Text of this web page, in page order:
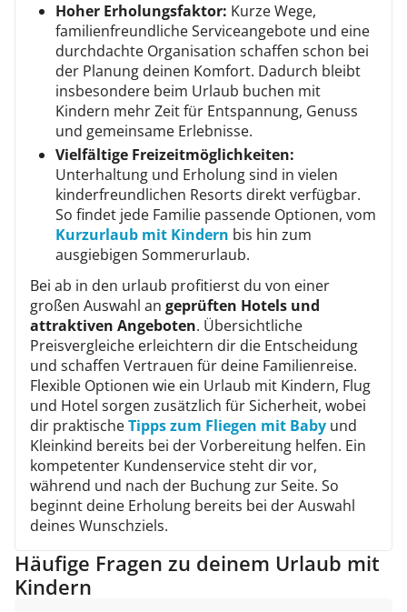
Hoher Erholungsfaktor: Kurze Wege,
familienfreundliche Serviceangebote und eine
durchdachte Organisation schaffen schon bei
der Planung deinen Komfort. Dadurch bleibt
insbesondere beim Urlaub buchen mit
Kindern mehr Zeit für Entspannung, Genuss
und gemeinsame Erlebnisse.
Vielfältige Freizeitmöglichkeiten:
Unterhaltung und Erholung sind in vielen
kinderfreundlichen Resorts direkt verfügbar.
So findet jede Familie passende Optionen, vom
Kurzurlaub mit Kindern bis hin zum
ausgiebigen Sommerurlaub.
Bei ab in den urlaub profitierst du von einer
großen Auswahl an geprüften Hotels und
attraktiven Angeboten. Übersichtliche
Preisvergleiche erleichtern dir die Entscheidung
und schaffen Vertrauen für deine Familienreise.
Flexible Optionen wie ein Urlaub mit Kindern, Flug
und Hotel sorgen zusätzlich für Sicherheit, wobei
dir praktischeTipps zum Fliegen mit Baby und
Kleinkind bereits bei der Vorbereitung helfen. Ein
kompetenter Kundenservice steht dir vor,
während und nach der Buchung zur Seite. So
beginnt deine Erholung bereits bei der Auswahl
deines Wunschziels.
Häufige Fragen zu deinem Urlaub mit
Kindern